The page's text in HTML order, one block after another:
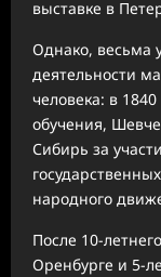
выставке в
Однако, весьма
деятельности
человека: в
обучения,
Сибирь за
народного
После 10-
Оренбурге и 5-